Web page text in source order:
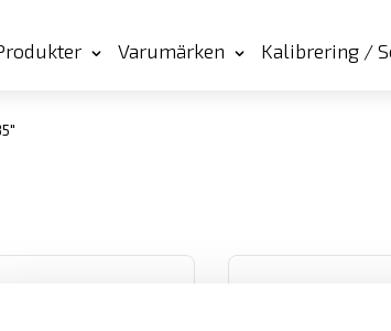
Varumärken Kalibrering /